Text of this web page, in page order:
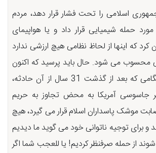
اسلامی را تحت فشار قرار دهد، مردم
حمله شیمیایی قرار داد و یا هواپیمای
که اینها از لحاظ نظامی هیچ ارزشی ندارد
می شود. حال باید پرسید که اکنون
چه شده است، هنگامی که بعد از گذشت 31 سال از آن حادثه،
جاسوسی آمریکا به محض تجاوز به حریم
موشک پاسداران اسلام قرار می گیرد، هیچ
و برای توجیه ناتوانی خود می گوید ما دیدیم
از حمله صرفنظر کردیم! یا للعجب شما اگر